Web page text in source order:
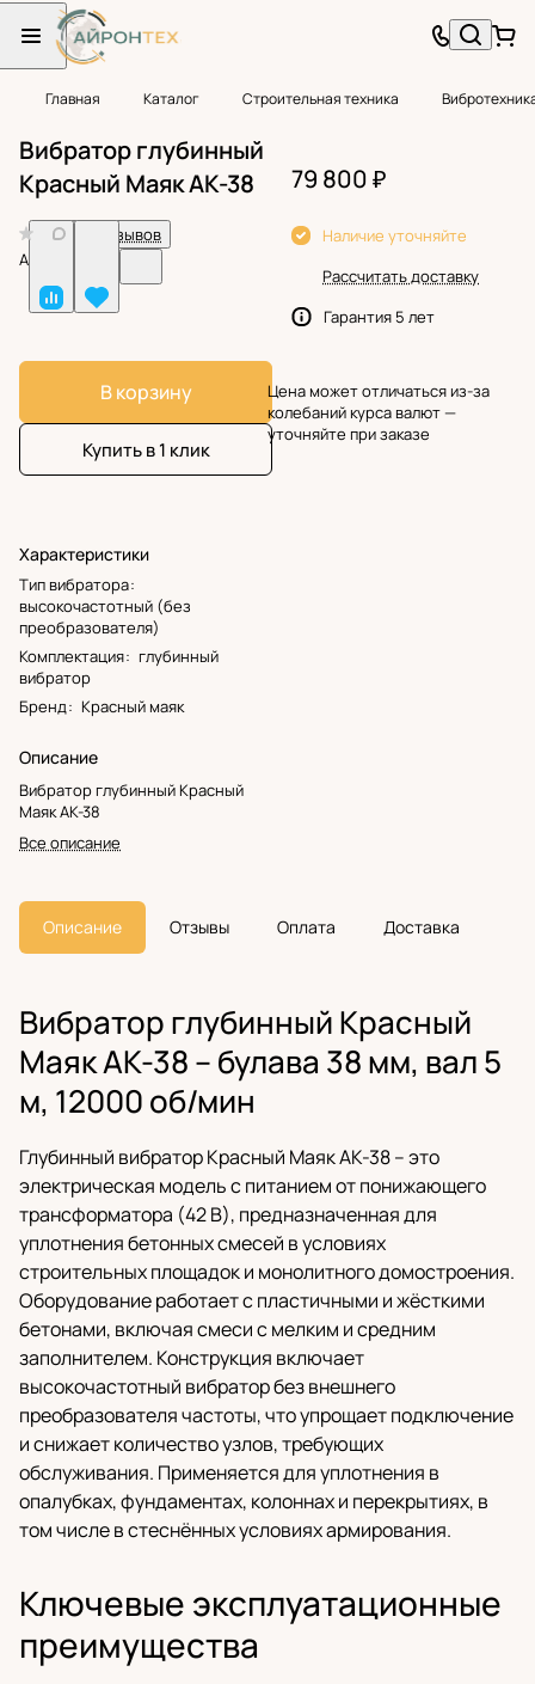
Главная Каталог Строительная техника
Вибратор глубинный
Красный Маяк АК-38
Нет отзывов
Арт.
В корзину
Купить в 1 клик
Характеристики
Тип вибратора:
высокочастотный (без
преобразователя)
Комплектация: глубинный
вибратор
Бренд: Красный маяк
Описание
Вибратор глубинный Красный
Маяк АК-38
Все описание
79 800 ₽
Наличие уточняйте
Рассчитать доставку
Гарантия 5 лет
Цена может отличаться из-за
колебаний курса валют —
уточняйте при заказе
Описание Отзывы Оплата Доставка
Вибратор глубинный Красный
Маяк АК-38 – булава 38 мм, вал 5
м, 12000 об/мин
Глубинный вибратор Красный Маяк АК-38 – это
электрическая модель с питанием от понижающего
трансформатора (42 В), предназначенная для
уплотнения бетонных смесей в условиях
строительных площадок и монолитного домостроения.
Оборудование работает с пластичными и жёсткими
бетонами, включая смеси с мелким и средним
заполнителем. Конструкция включает
высокочастотный вибратор без внешнего
преобразователя частоты, что упрощает подключение
и снижает количество узлов, требующих
обслуживания. Применяется для уплотнения в
опалубках, фундаментах, колоннах и перекрытиях, в
том числе в стеснённых условиях армирования.
Ключевые эксплуатационные
преимущества